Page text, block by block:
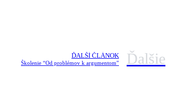
ĎALŠÍ ČLÁNOK
Školenie “Od problémov k argumentom” Ďalšie